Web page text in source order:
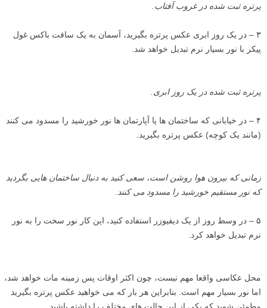
پرتره ثبت شده در غروب آفتاب.
۳ – در یک روز ابری عکس پرتره بگیرید، آسمان به یک سافت باکس غول
پیکر با نور بسیار نرم تبدیل خواهد شد.
۴ – در خیابانی که ساختمان ها یا آپارتمان ها نور خورشید را مسدود می کنند
(مانند یک کوچه) عکس پرتره بگیرید.